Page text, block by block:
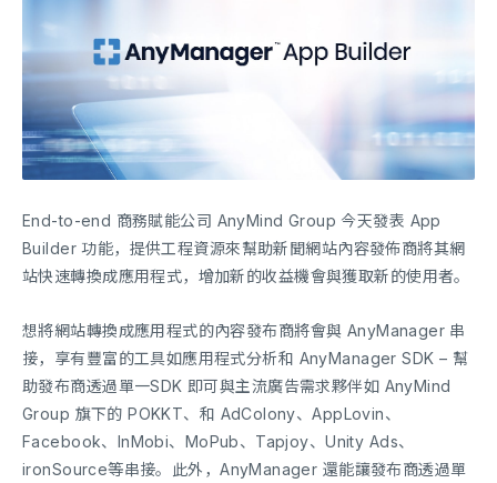
End-to-end 商務賦能公司 AnyMind Group 今天發表 App
Builder 功能，提供工程資源來幫助新聞網站內容發佈商將其網
站快速轉換成應用程式，增加新的收益機會與獲取新的使用者。
想將網站轉換成應用程式的內容發布商將會與 AnyManager 串
接，享有豐富的工具如應用程式分析和 AnyManager SDK – 幫
助發布商透過單一SDK 即可與主流廣告需求夥伴如 AnyMind
Group 旗下的 POKKT、和 AdColony、AppLovin、
Facebook、InMobi、MoPub、Tapjoy、Unity Ads、
ironSource等串接。此外，AnyManager 還能讓發布商透過單